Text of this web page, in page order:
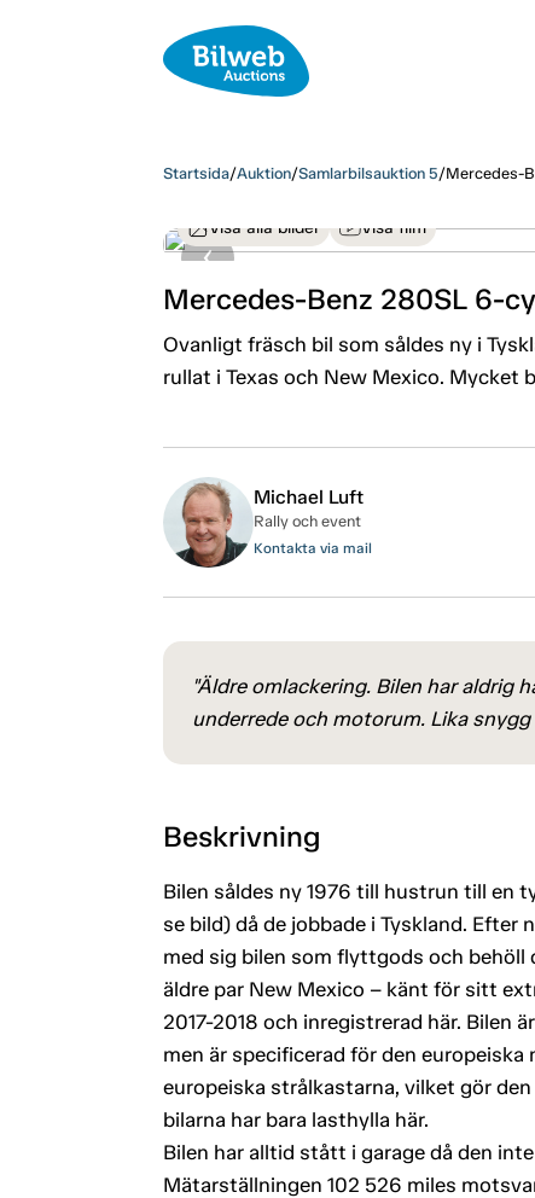
Startsida/Auktion/Samlarbilsauktion 5/Mercedes-
Visa alla bilder Visa film
Mercedes-Benz 280SL 6-
Ovanligt fräsch bil som såldes ny i
rullat i Texas och New Mexico. Mycket
Michael Luft
Rally och event
Kontakta via mail
"Äldre omlackering. Bilen har aldrig
underrede och motorum. Lika
Beskrivning
Bilen såldes ny 1976 till hustrun till en
se bild) då de jobbade i Tyskland.
med sig bilen som flyttgods och
äldre par New Mexico – känt för sitt
2017-2018 och inregistrerad här. Bilen
men är specificerad för den
europeiska strålkastarna, vilket gör
bilarna har bara lasthylla här.
Bilen har alltid stått i garage då den
Mätarställningen 102 526 miles